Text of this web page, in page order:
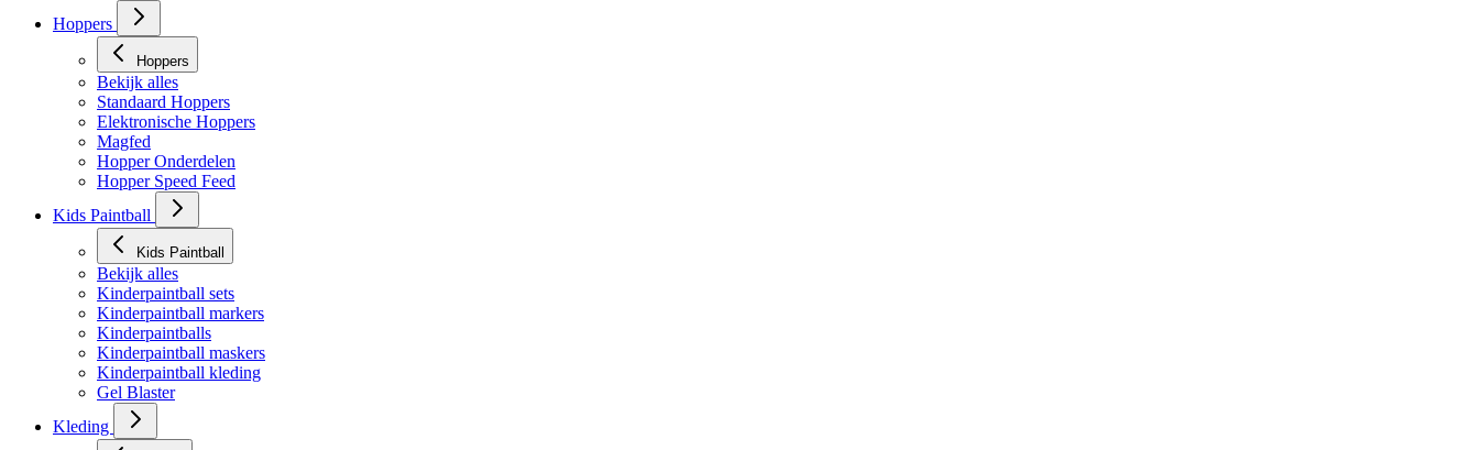
Hoppers
Hoppers
Bekijk alles
Standaard Hoppers
Elektronische Hoppers
Magfed
Hopper Onderdelen
Hopper Speed Feed
Kids Paintball
Kids Paintball
Bekijk alles
Kinderpaintball sets
Kinderpaintball markers
Kinderpaintballs
Kinderpaintball maskers
Kinderpaintball kleding
Gel Blaster
Kleding